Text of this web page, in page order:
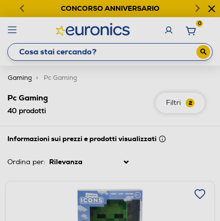
CONCORSO ANNIVERSARIO
0
Gaming Pc Gaming
Filtri 2
Pc Gaming
40 prodotti
Informazioni sui prezzi e prodotti visualizzati
Ordina per: